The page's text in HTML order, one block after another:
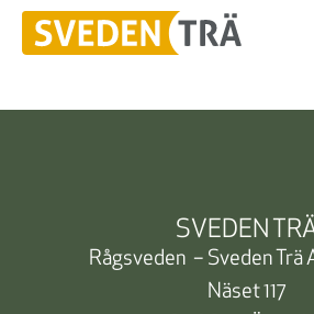
SVEDEN
Rågsveden – Sveden Trä
Näset 117